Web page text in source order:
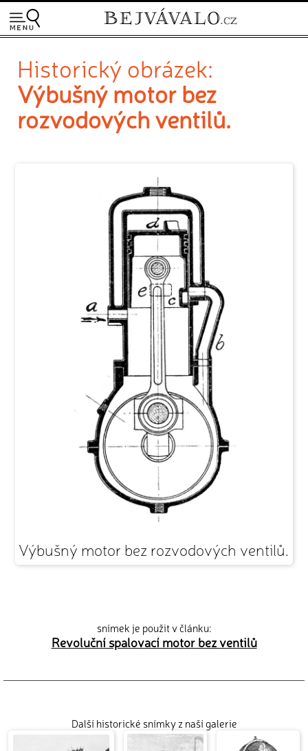
Historický obrázek:
Výbušný motor bez
rozvodových ventilů.
Výbušný motor bez rozvodových ventilů.
snímek je použit v článku:
Revoluční spalovací motor bez ventilů
Další historické snímky z naší galerie